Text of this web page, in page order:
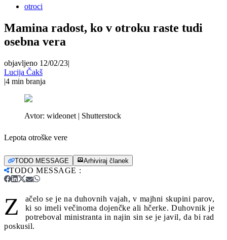
otroci
Mamina radost, ko v otroku raste tudi
osebna vera
objavljeno 12/02/23|
Lucija Čakš
|4 min branja
Avtor: wideonet | Shutterstock
Lepota otroške vere
TODO MESSAGE Arhiviraj članek
TODO MESSAGE :
Z
ačelo se je na duhovnih vajah, v majhni skupini parov,
ki so imeli večinoma dojenčke ali hčerke. Duhovnik je
potreboval ministranta in najin sin se je javil, da bi rad
poskusil.